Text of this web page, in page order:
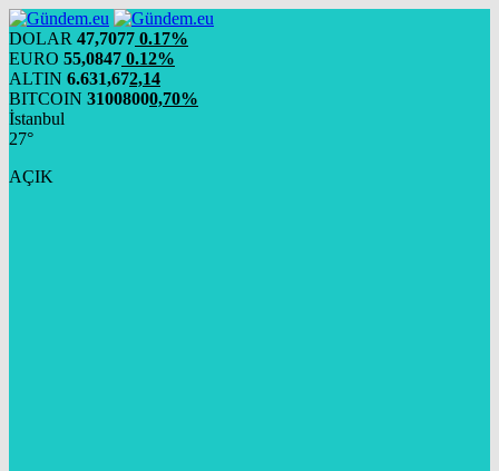
DOLAR 47,7077 0.17%
EURO 55,0847 0.12%
ALTIN 6.631,672,14
BITCOIN 31008000,70%
İstanbul
27°
AÇIK